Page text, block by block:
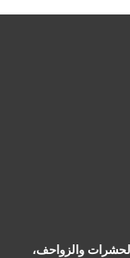
والزواحف،